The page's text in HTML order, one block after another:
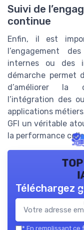
Suivi de
continue
Enfin, il est
l’engagement
internes ou des
démarche permet
d’améliorer la
l’intégration des
applications
GFI un véritable
la performance
Téléchargez
* En remplissant ce